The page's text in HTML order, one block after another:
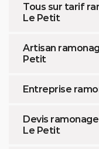
Tous sur tarif
Le Petit
Artisan
Petit
Entreprise
Devis
Le Petit